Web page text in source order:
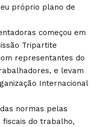
próprio plano de
começou em
Tripartite
representantes do
e levam
Internacional
normas pelas
do trabalho,